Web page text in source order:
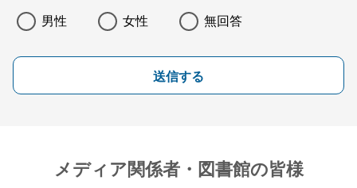
男性 女性 無回答
送信する
メディア関係者・図書館の皆様